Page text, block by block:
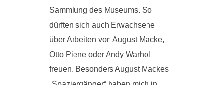
Sammlung des Museums. So
dürften sich auch Erwachsene
über Arbeiten von August Macke,
Otto Piene oder Andy Warhol
freuen. Besonders August Mackes